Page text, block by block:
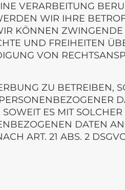
VERARBEITUNG
WIR IHRE
KÖNNEN
UND FREIHEITEN
VON
ZU BETREIBEN,
ES MIT
DATEN
ART. 21 ABS. 2